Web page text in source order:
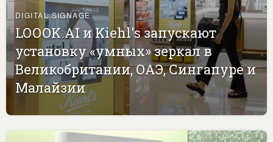
DIGITAL SIGNAGE
LOOOK.AI и Kiehl's запускают
установку «умных» зеркал в
Великобритании, ОАЭ, Сингапуре и
Малайзии